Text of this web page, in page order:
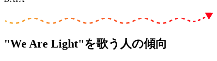
"We Are Light"を歌う人の傾向